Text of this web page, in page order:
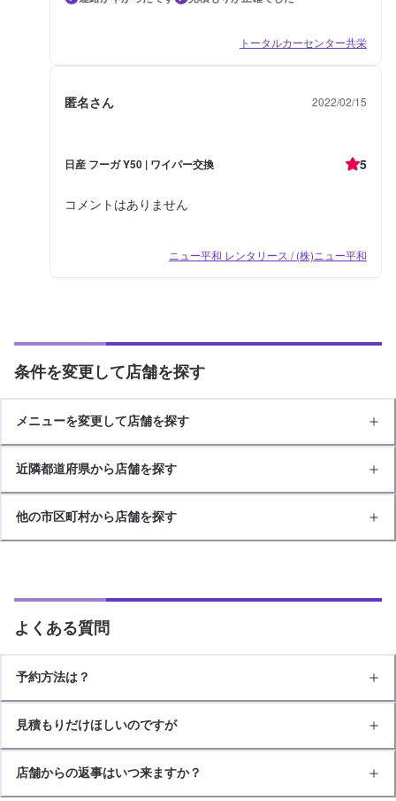
トータルカーセンター共栄
匿名さん 2022/02/15
日産 フーガ Y50 | ワイパー交換 5
コメントはありません
ニュー平和 レンタリース / (株)ニュー平和
条件を変更して店舗を探す
メニューを変更して店舗を探す
近隣都道府県から店舗を探す
他の市区町村から店舗を探す
よくある質問
予約方法は？
見積もりだけほしいのですが
店舗からの返事はいつ来ますか？